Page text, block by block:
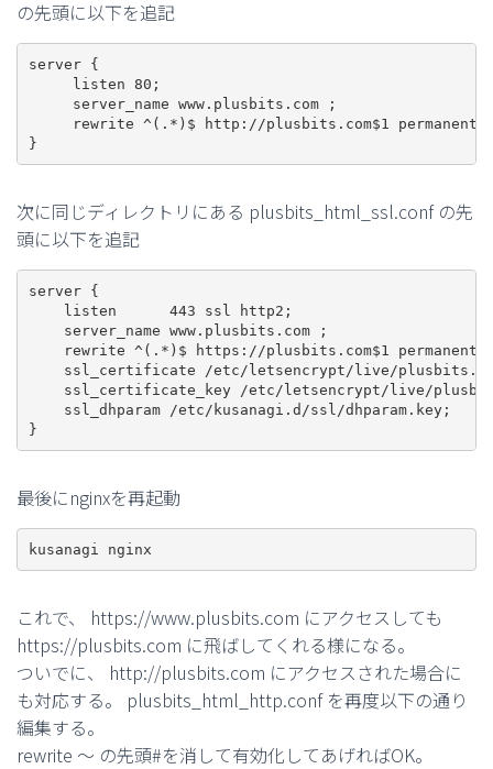
の先頭に以下を追記
server {
     listen 80;
     server_name www.plusbits.com ;
     rewrite ^(.*)$ http://plusbits.com$1 permanent;
}
次に同じディレクトリにある plusbits_html_ssl.conf の先
頭に以下を追記
server {
    listen      443 ssl http2;
    server_name www.plusbits.com ;
rewrite ^(.*)$ https://plusbits.com$1
ssl_certificate /etc/letsencrypt/live/
ssl_certificate_key /etc/letsencrypt/live/
    ssl_dhparam /etc/kusanagi.d/ssl/dhparam.key;
}
最後にnginxを再起動
kusanagi nginx
これで、 https://www.plusbits.com にアクセスしても
https://plusbits.com に飛ばしてくれる様になる。
ついでに、 http://plusbits.com にアクセスされた場合に
も対応する。 plusbits_html_http.conf を再度以下の通り
編集する。
rewrite 〜 の先頭#を消して有効化してあげればOK。